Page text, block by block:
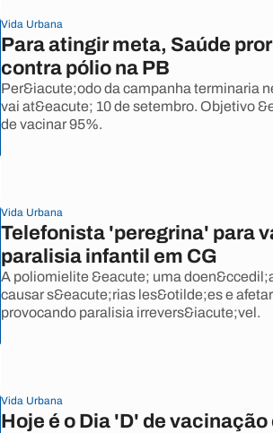
Vida Urbana
Para atingir meta, Saúde
contra pólio na PB
Per&iacute;odo da campanha terminaria
vai at&eacute; 10 de setembro. Objetivo
de vacinar 95%.
Vida Urbana
Telefonista 'peregrina' para
paralisia infantil em CG
A poliomielite &eacute; uma
causar s&eacute;rias les&otilde;es e
provocando paralisia irrevers&iacute;vel.
Vida Urbana
Hoje é o Dia 'D' de